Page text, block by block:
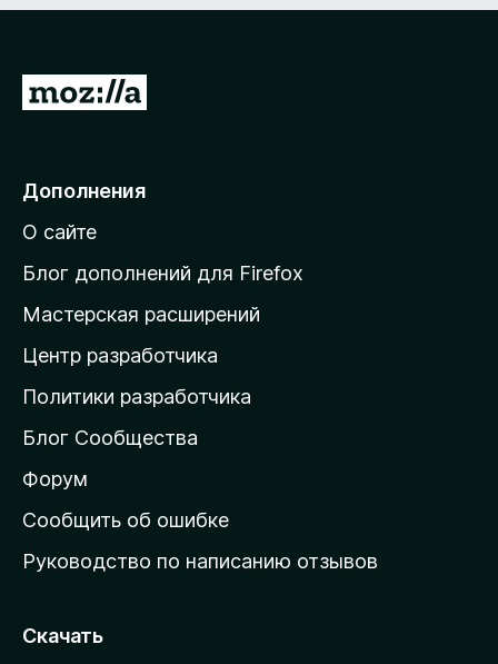
П
е
й
т
и
а
д
о
а
ш
н
ю
т
Дополнения
О сайте
Блог дополнений для Firefox
Мастерская расширений
Центр разработчика
Политики разработчика
Блог Сообщества
Форум
Сообщить об ошибке
Руководство по написанию отзывов
Скачать